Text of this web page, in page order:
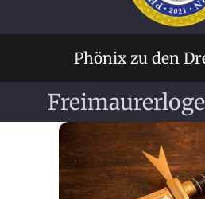
Phönix zu den